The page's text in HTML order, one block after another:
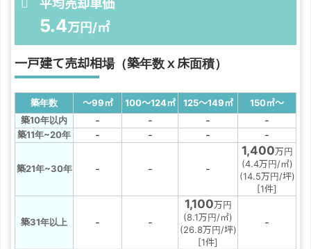
平均売却単価
5.4万円/㎡
一戸建て売却相場（築年数ｘ床面積）
築年数 ～99㎡ 100～124㎡ 125～149㎡ 150㎡～
築10年以内
- - - -
築11年~20年 - - - -
築21年~30年 - - -
1,400万円
(4.4万円/㎡)
(14.5万円/坪)
[1件]
築31年以上 - -
1,100万円
(8.1万円/㎡)
(26.8万円/坪)
[1件]
-